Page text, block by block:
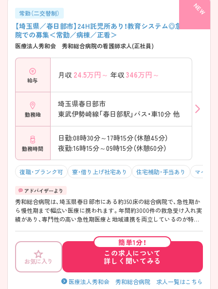
常勤（二交替制）
【埼玉県／春日部市】24H託児所あり！教育システム◎急性期病
院での募集＜常勤／病棟／正看＞
医療法人秀和会 秀和総合病院の看護師求人(正社員)
給与
月収 24.5万円～ 年収 346万円～
勤務地
埼玉県春日部市
東武伊勢崎線「春日部駅」バス・車10分 他
勤務時間
日勤:08時30分～17時15分（休憩45分）
夜勤:16時15分～09時15分（休憩60分）
復職・ブランク可 寮・借り上げ社宅あり 住宅補助・手当あり マイカ
秀和総合病院は、埼玉県春日部市にある約350床の総合病院で、急性期か
ら慢性期まで幅広い医療に携われます。年間約3000件の救急受け入れ実
績があり、専門性の高い急性期医療と地域連携を両立しているのが特徴
もしっかりしています。勤務面では「平均残業時間7.2時間」と無理なく働
ける環境で、日勤専従・夜勤専従など柔軟な働き方が可能です。24時間対
応の院内保育も完備されており、長く安心して働ける職場です♪
――――――――――――――― ■ 働き方を選べる柔軟な職場
――――――――――――――― ライフスタイルに合わせて選べる勤
務体制が魅力です ・「平均残業時間7.2時間」で無理なく働ける環境 ・非常
お気に入り
簡単1分！
この求人について
詳しく聞いてみる
医療法人秀和会 秀和総合病院 求人一覧はこちら